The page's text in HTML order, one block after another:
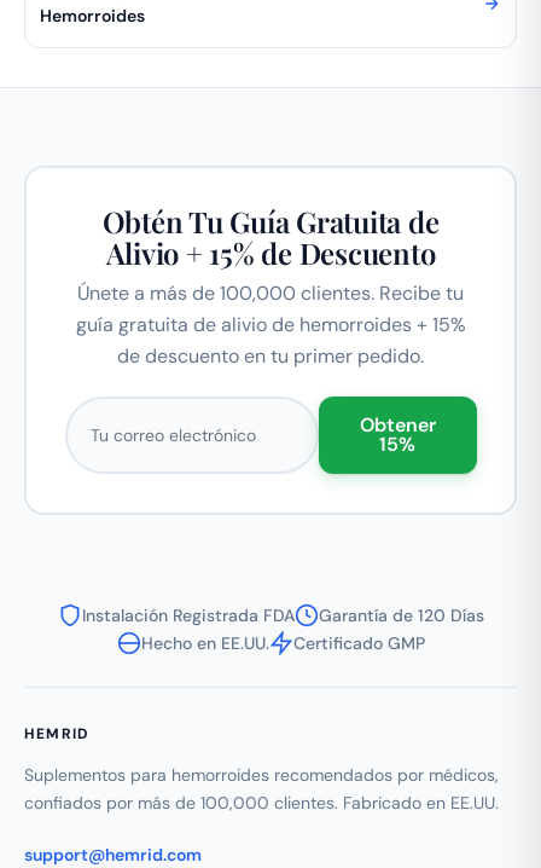
Hemorroides
Obtén Tu Guía Gratuita de
Alivio + 15% de Descuento
Únete a más de 100,000 clientes. Recibe tu
guía gratuita de alivio de hemorroides + 15%
de descuento en tu primer pedido.
Correo electrónico
Obtener
15%
Instalación Registrada FDA
Garantía de 120 Días
Hecho en EE.UU.
Certificado GMP
HEMRID
Suplementos para hemorroides recomendados por médicos,
confiados por más de 100,000 clientes. Fabricado en EE.UU.
support@hemrid.com